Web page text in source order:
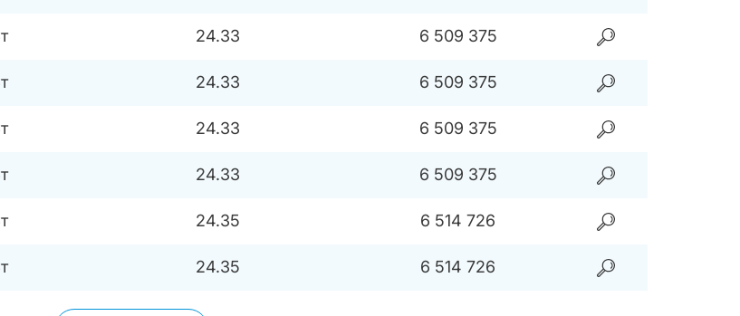
24.33 6 509 375
24.33 6 509 375
24.33 6 509 375
24.33 6 509 375
24.35 6 514 726
24.35 6 514 726